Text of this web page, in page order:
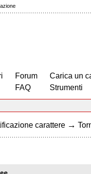
Forum
FAQ
Carica un
Strumenti
carattere →